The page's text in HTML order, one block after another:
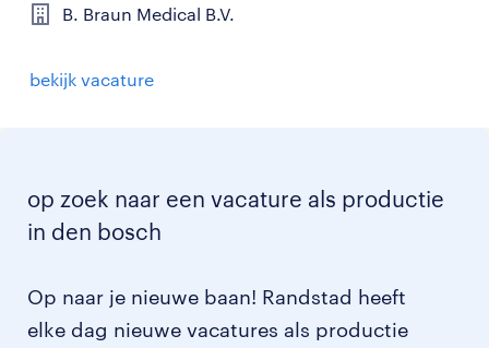
B. Braun Medical B.V.
bekijk vacature
op zoek naar een vacature als productie
in den bosch
Op naar je nieuwe baan! Randstad heeft
elke dag nieuwe vacatures als productie